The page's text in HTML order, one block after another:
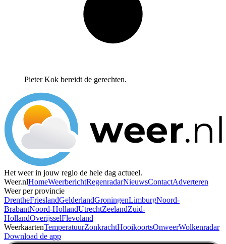
Pieter Kok bereidt de gerechten.
Het weer in jouw regio de hele dag actueel.
Weer.nlHomeWeerberichtRegenradarNieuwsContactAdverteren
Weer per provincie
DrentheFrieslandGelderlandGroningenLimburgNoord-
BrabantNoord-HollandUtrechtZeelandZuid-
HollandOverijsselFlevoland
WeerkaartenTemperatuurZonkrachtHooikoortsOnweerWolkenradar
Download de app